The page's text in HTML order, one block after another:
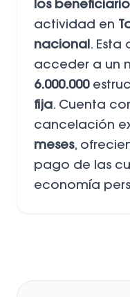
los
actividad en
nacional . Esta
acceder a un
6.000.000
fija. Cuenta
cancelación
meses,
pago de las
economía